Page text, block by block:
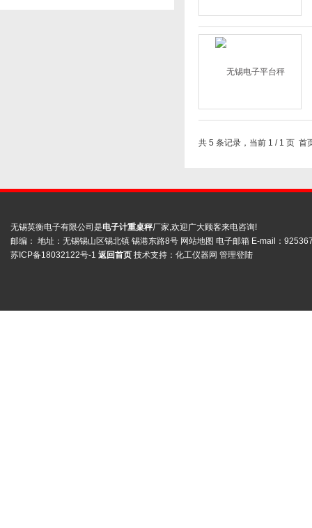
共 5 条记录，当前 1 / 1 页
无锡英衡电子有限公司是电子计重桌秤厂家,欢迎广大顾客来电咨询!
邮编： 地址：无锡锡山区锡北镇 锡港东路8号 网站地图 电子邮箱 E-mail：
苏ICP备18032122号-1 返回首页 技术支持： 化工仪器网 管理登陆